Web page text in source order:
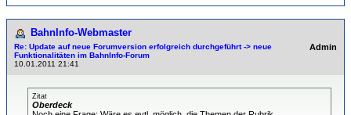
BahnInfo-Webmaster
Re: Update auf neue Forumversion erfolgreich durchgeführt -> neue
Funktionalitäten im BahnInfo-Forum
10.01.2011 21:41
Admin
Zitat
Oberdeck